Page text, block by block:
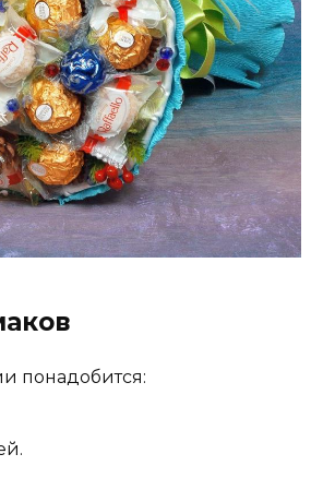
понадобится: